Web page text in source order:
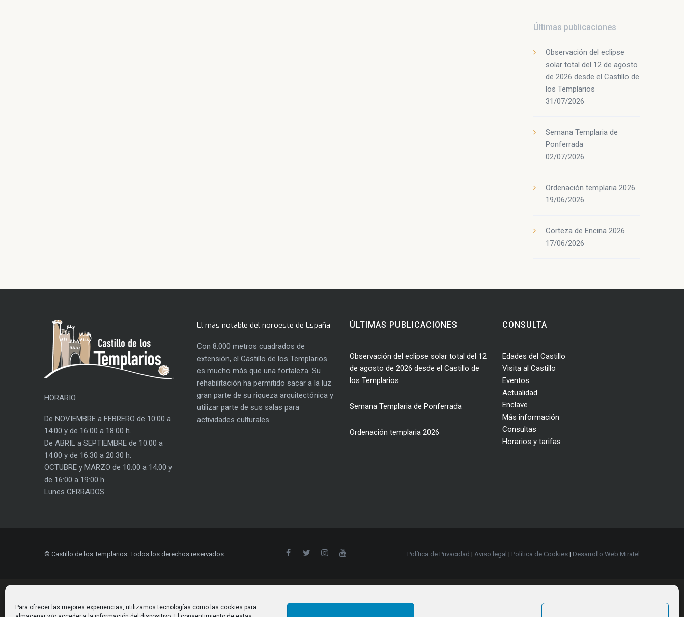
Para ofrecer las mejores experiencias, utilizamos tecnologías como las cookies para
Últimas publicaciones
Observación del eclipse
solar total del 12 de agosto
de 2026 desde el Castillo de
los Templarios
31/07/2026
Semana Templaria de
Ponferrada
02/07/2026
Ordenación templaria 2026
19/06/2026
Corteza de Encina 2026
17/06/2026
HORARIO
De NOVIEMBRE a FEBRERO de 10:00 a
14:00 y de 16:00 a 18:00 h.
De ABRIL a SEPTIEMBRE de 10:00 a
14:00 y de 16:30 a 20:30 h.
OCTUBRE y MARZO de 10:00 a 14:00 y
de 16:00 a 19:00 h.
Lunes CERRADOS
El más notable del noroeste de España
Con 8.000 metros cuadrados de
extensión, el Castillo de los Templarios
es mucho más que una fortaleza. Su
rehabilitación ha permitido sacar a la luz
gran parte de su riqueza arquitectónica y
utilizar parte de sus salas para
actividades culturales.
ÚLTIMAS PUBLICACIONES
Observación del eclipse solar total del 12
de agosto de 2026 desde el Castillo de
los Templarios
Semana Templaria de Ponferrada
Ordenación templaria 2026
CONSULTA
Edades del Castillo
Visita al Castillo
Eventos
Actualidad
Enclave
Más información
Consultas
Horarios y tarifas
© Castillo de los Templarios. Todos los derechos reservados Política de Privacidad | Aviso legal | Política de Cookies | Desarrollo Web Miratel